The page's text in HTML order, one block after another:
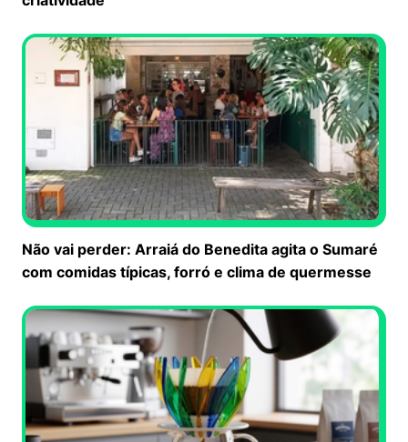
Não vai perder: Arraiá do Benedita agita o Sumaré
com comidas típicas, forró e clima de quermesse